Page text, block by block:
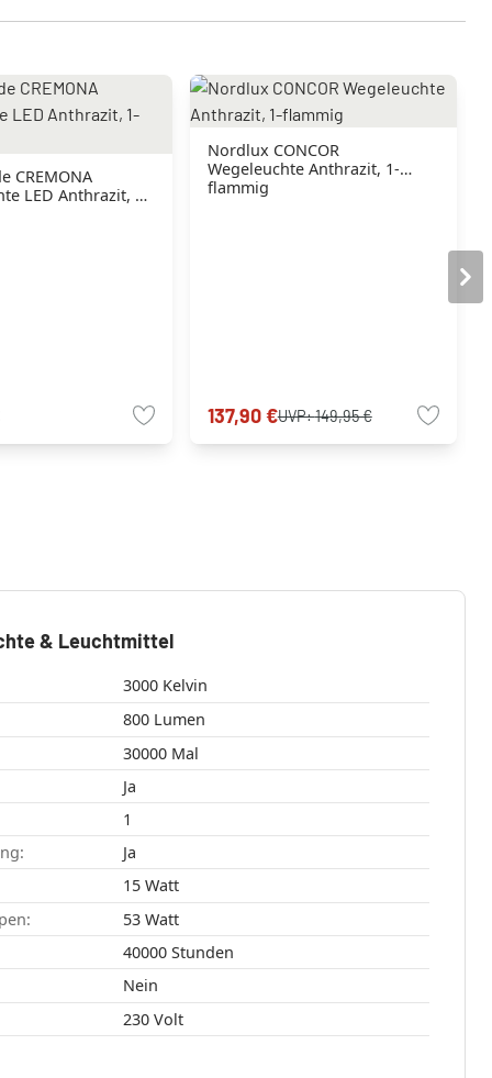
CREMONA
LED Anthrazit, 1-
Nordlux CONCOR
Wegeleuchte Anthrazit, 1-
flammig
137,90 €UVP:149,95 €
& Leuchtmittel
3000 Kelvin
800 Lumen
30000 Mal
Ja
1
Ja
15 Watt
53 Watt
40000 Stunden
Nein
230 Volt